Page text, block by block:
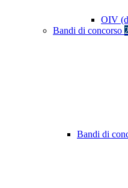
OIV
Bandi di concorso
Bandi di